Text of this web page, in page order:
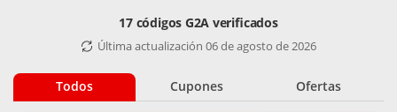
17 códigos G2A verificados
Última actualización 06 de agosto de 2026
Todos Cupones Ofertas